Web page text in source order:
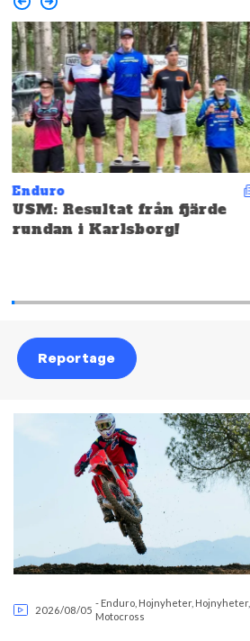
Enduro
USM: Resultat från fjärde
rundan i Karlsborg!
Reportage
2026/08/05
- Enduro Hojnyheter, Hojnyheter,
Motocross